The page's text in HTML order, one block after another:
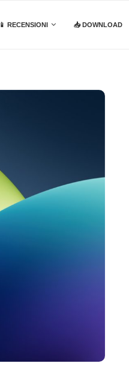
📱 RECENSIONI 📥 DOWNLOAD